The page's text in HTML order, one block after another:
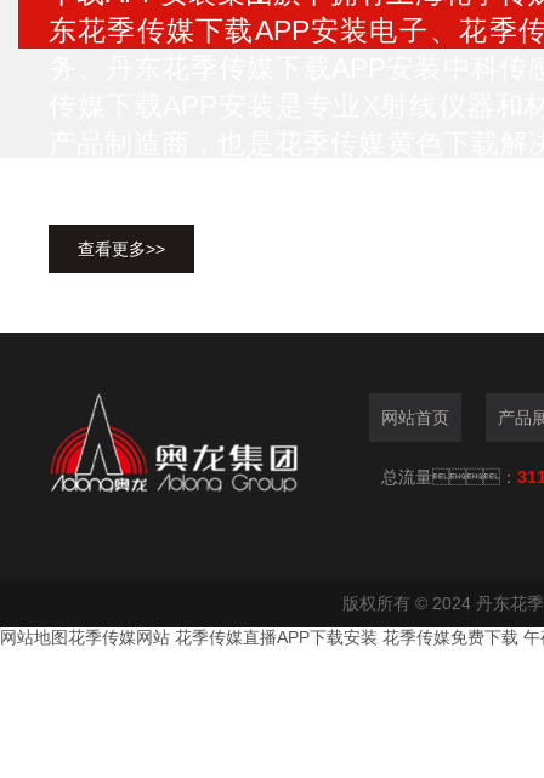
东花季传媒下载APP安装电子、花
查看更多>>
网站首页 产品
总流量：
版权所有 © 2024 丹东花
网站地图花季传媒网站 花季传媒直播APP下载安装 花季传媒免费下载 午